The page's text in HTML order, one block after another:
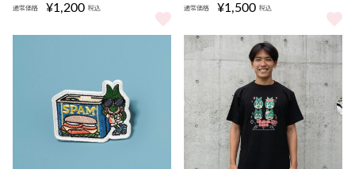
通常価格 ¥1,200 税込
AWAY DAYS Day キーチェーン（26-27／vs.ガンバ大阪） をもっと見
通常価格 ¥1,500 税込
26-27SUMMER CAMP GO！レ